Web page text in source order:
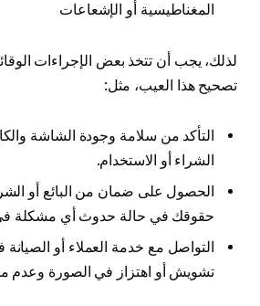
المغناطيسية أو الإشعاعات
لذلك، يجب أن تتخذ بعض الإجراءات
تصحيح هذا العيب، مثل:
التأكد من سلامة وجودة الشاشة
الشراء أو الاستخدام.
الحصول على ضمان من البائع أو
حقوقك في حالة حدوث أي مشكلة
التواصل مع خدمة العملاء أو
تشويش أو اهتزاز في الصورة وعدم